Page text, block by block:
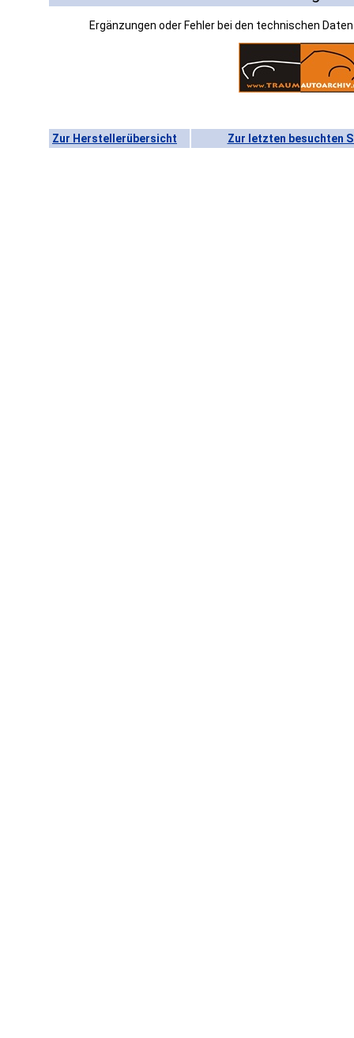
Ergänzungen oder Fehler bei den technischen
Zur Herstellerübersicht Zur letzten besuchten